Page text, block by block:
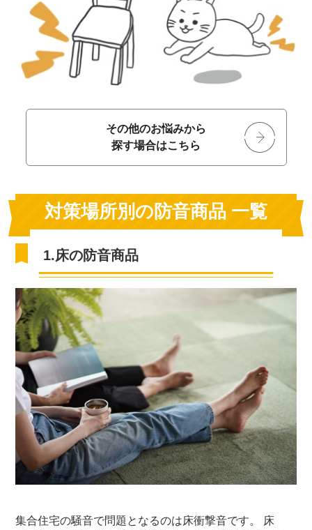
その他のお悩みから
探す場合はこちら
対策場所別の防音商品 一覧
1.床の防音商品
集合住宅の騒音で問題となるのは床衝撃音です。 床